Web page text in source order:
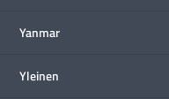
Yanmar
Yleinen